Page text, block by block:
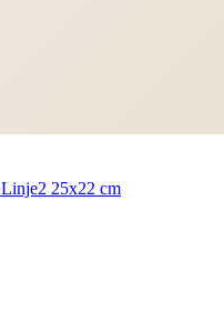
25x22 cm